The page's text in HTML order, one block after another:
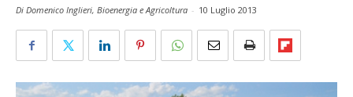
Di Domenico Inglieri, Bioenergia e Agricoltura - 10 Luglio 2013